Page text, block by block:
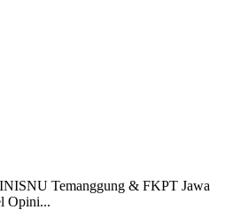
Temanggung & FKPT Jawa
Opini...